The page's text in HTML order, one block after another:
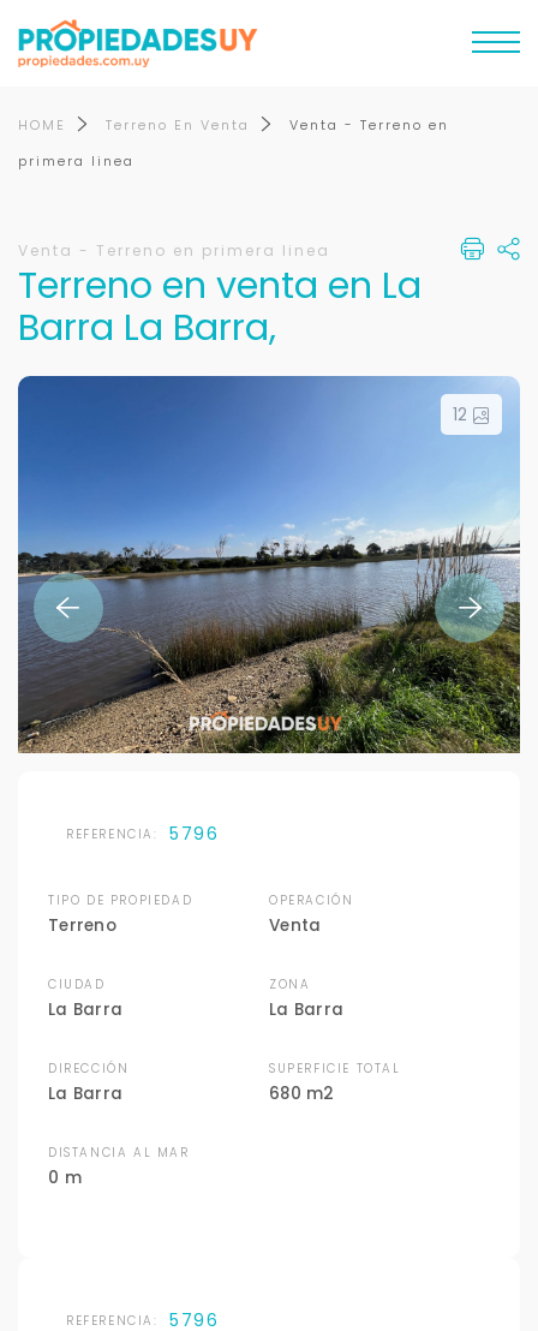
HOME Terreno En Venta
Venta - Terreno en
primera linea
Venta - Terreno en primera linea
Terreno en venta en La
Barra La Barra,
12
REFERENCIA: 5796
TIPO DE PROPIEDAD
Terreno
OPERACIÓN
Venta
CIUDAD
La Barra
ZONA
La Barra
DIRECCIÓN
La Barra
SUPERFICIE TOTAL
680 m2
DISTANCIA AL MAR
0 m
REFERENCIA: 5796